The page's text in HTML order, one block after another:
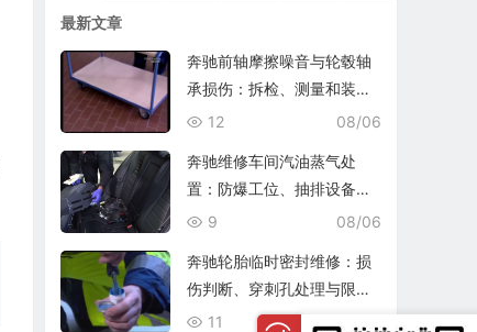
最新文章
奔驰前轴摩擦噪音与轮毂轴
承损伤：拆检、测量和装复
复查
08/06
12
奔驰维修车间汽油蒸气处
置：防爆工位、抽排设备与
燃油收集
08/06
9
奔驰轮胎临时密封维修：损
伤判断、穿刺孔处理与限速
复查
08/06
11